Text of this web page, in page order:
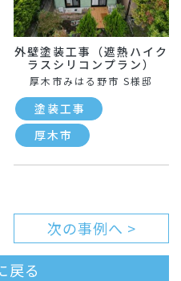
外壁塗装工事（遮熱ハイク
ラスシリコンプラン）
厚木市みはる野市 S様邸
塗装工事
厚木市
次の事例へ >
戻る